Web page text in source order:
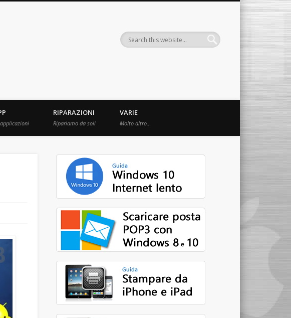
RIPARAZIONI
Ripariamo da soli
VARIE
Molto altro…